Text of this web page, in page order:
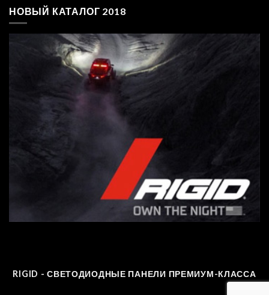
НОВЫЙ КАТАЛОГ 2018
RIGID - СВЕТОДИОДНЫЕ ПАНЕЛИ ПРЕМИУМ-КЛАССА